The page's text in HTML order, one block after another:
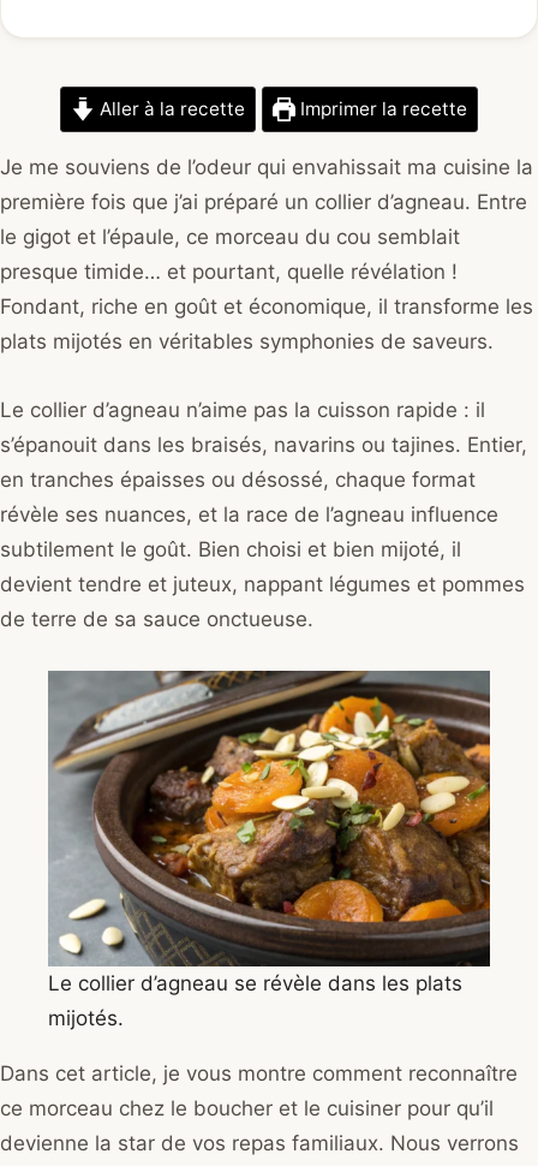
Aller à la recette Imprimer la recette
Je me souviens de l’odeur qui envahissait ma cuisine la
première fois que j’ai préparé un collier d’agneau. Entre
le gigot et l’épaule, ce morceau du cou semblait
presque timide… et pourtant, quelle révélation !
Fondant, riche en goût et économique, il transforme les
plats mijotés en véritables symphonies de saveurs.
Le collier d’agneau n’aime pas la cuisson rapide : il
s’épanouit dans les braisés, navarins ou tajines. Entier,
en tranches épaisses ou désossé, chaque format
révèle ses nuances, et la race de l’agneau influence
subtilement le goût. Bien choisi et bien mijoté, il
devient tendre et juteux, nappant légumes et pommes
de terre de sa sauce onctueuse.
Le collier d’agneau se révèle dans les plats
mijotés.
Dans cet article, je vous montre comment reconnaître
ce morceau chez le boucher et le cuisiner pour qu’il
devienne la star de vos repas familiaux. Nous verrons